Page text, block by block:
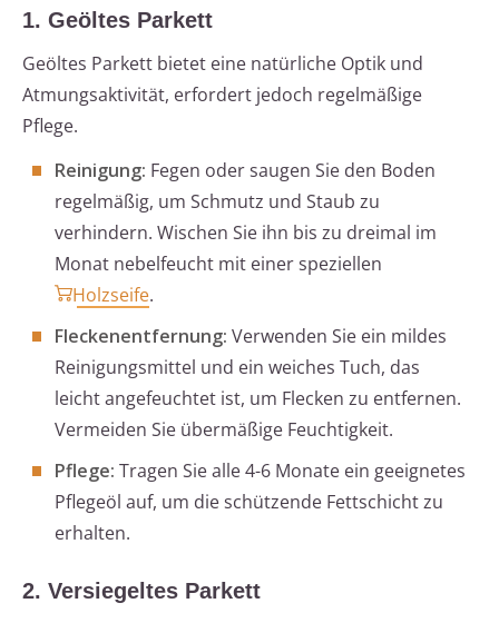
1. Geöltes Parkett
Geöltes Parkett bietet eine natürliche Optik und
Atmungsaktivität, erfordert jedoch regelmäßige
Pflege.
Reinigung: Fegen oder saugen Sie den Boden
regelmäßig, um Schmutz und Staub zu
verhindern. Wischen Sie ihn bis zu dreimal im
Monat nebelfeucht mit einer speziellen
Holzseife.
Fleckenentfernung: Verwenden Sie ein mildes
Reinigungsmittel und ein weiches Tuch, das
leicht angefeuchtet ist, um Flecken zu entfernen.
Vermeiden Sie übermäßige Feuchtigkeit.
Pflege: Tragen Sie alle 4-6 Monate ein geeignetes
Pflegeöl auf, um die schützende Fettschicht zu
erhalten.
2. Versiegeltes Parkett